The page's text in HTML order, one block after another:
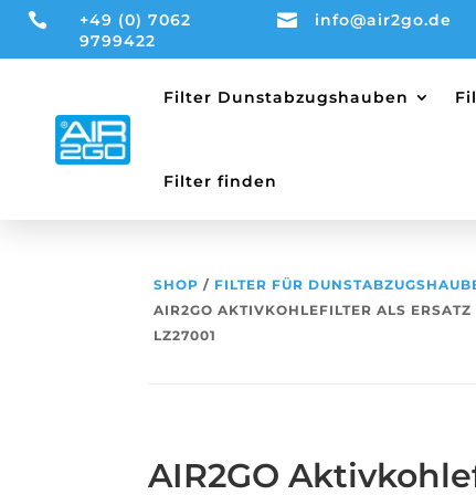

+49 (0) 7062
9799422
 info@air2go.de
Filter Dunstabzugshauben
Filter finden
SHOP / FILTER FÜR
AIR2GO AKTIVKOHLEFILTER ALS
LZ27001
AIR2GO